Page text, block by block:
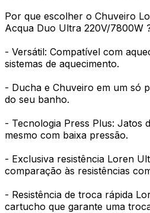
Por que escolher o Chuveiro
Acqua Duo Ultra 220V/7800W
- Versátil: Compatível com
sistemas de aquecimento.
- Ducha e Chuveiro em um só
do seu banho.
- Tecnologia Press Plus: Jatos
mesmo com baixa pressão.
- Exclusiva resistência Loren
comparação às resistências
- Resistência de troca rápida
cartucho que garante uma